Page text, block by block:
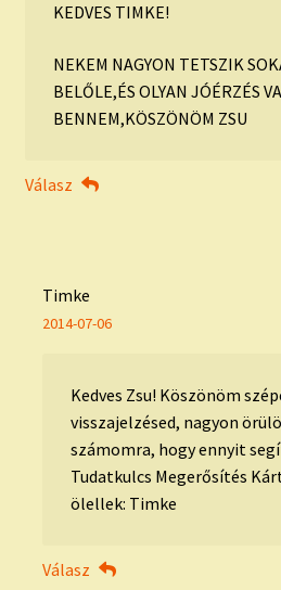
KEDVES TIMKE!
NEKEM NAGYON TETSZIK
BELŐLE,ÉS OLYAN JÓÉRZÉS
BENNEM,KÖSZÖNÖM ZSU
Válasz
Timke
2014-07-06
Kedves Zsu! Köszönöm
visszajelzésed, nagyon
számomra, hogy ennyit
Tudatkulcs Megerősítés
ölellek: Timke
Válasz